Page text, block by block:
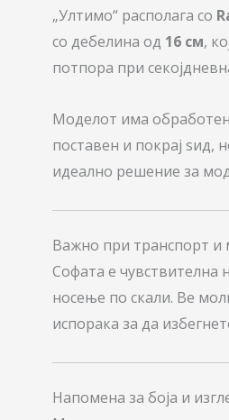
„Ултимо“ располага со
со дебелина од 16 см,
потпора при
Моделот има
поставен и покрај ѕид,
идеално решение за
Важно при транспорт и
Софата е
носење по скали. Ве
испорака за да
Напомена за боја и